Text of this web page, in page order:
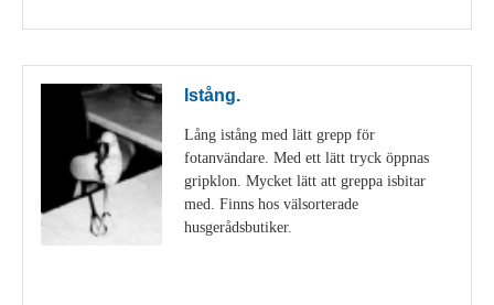
Istång.
Lång istång med lätt grepp för
fotanvändare. Med ett lätt tryck öppnas
gripklon. Mycket lätt att greppa isbitar
med. Finns hos välsorterade
husgerådsbutiker.